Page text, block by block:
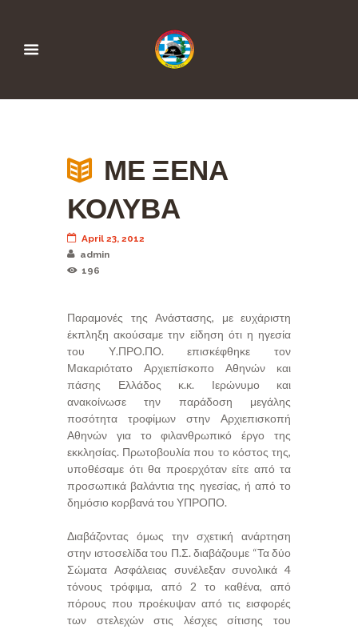
ΜΕ ΞΕΝΑ
ΚΟΛΥΒΑ
April 23, 2012
admin
196
Παραμονές της Ανάστασης, με ευχάριστη
έκπληξη ακούσαμε την είδηση ότι η ηγεσία
του Υ.ΠΡΟ.ΠΟ. επισκέφθηκε τον
Μακαριότατο Αρχιεπίσκοπο Αθηνών και
πάσης Ελλάδος κ.κ. Ιερώνυμο και
ανακοίνωσε την παράδοση μεγάλης
ποσότητα τροφίμων στην Αρχιεπισκοπή
Αθηνών για το φιλανθρωπικό έργο της
εκκλησίας. Πρωτοβουλία που το κόστος της,
υποθέσαμε ότι θα προερχόταν είτε από τα
προσωπικά βαλάντια της ηγεσίας, ή από το
δημόσιο κορβανά του ΥΠΡΟΠΟ.
Διαβάζοντας όμως την σχετική ανάρτηση
στην ιστοσελίδα του Π.Σ. διαβάζουμε “Τα δύο
Σώματα Ασφάλειας συνέλεξαν συνολικά 4
τόνους τρόφιμα, από 2 το καθένα, από
πόρους που προέκυψαν από τις εισφορές
των στελεχών στις λέσχες σίτισης του